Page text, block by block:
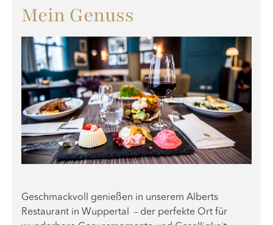
Mein Genuss
Geschmackvoll genießen in unserem Alberts
Restaurant in Wuppertal – der perfekte Ort für